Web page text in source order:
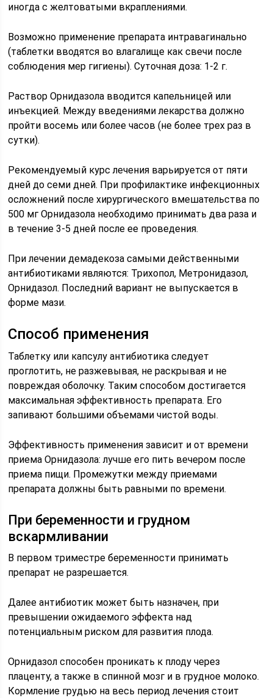
иногда с желтоватыми вкраплениями.
Возможно применение препарата интравагинально
(таблетки вводятся во влагалище как свечи после
соблюдения мер гигиены). Суточная доза: 1-2 г.
Раствор Орнидазола вводится капельницей или
инъекцией. Между введениями лекарства должно
пройти восемь или более часов (не более трех раз в
сутки).
Рекомендуемый курс лечения варьируется от пяти
дней до семи дней. При профилактике инфекционных
осложнений после хирургического вмешательства по
500 мг Орнидазола необходимо принимать два раза и
в течение 3-5 дней после ее проведения.
При лечении демадекоза самыми действенными
антибиотиками являются: Трихопол, Метронидазол,
Орнидазол. Последний вариант не выпускается в
форме мази.
Способ применения
Таблетку или капсулу антибиотика следует
проглотить, не разжевывая, не раскрывая и не
повреждая оболочку. Таким способом достигается
максимальная эффективность препарата. Его
запивают большими объемами чистой воды.
Эффективность применения зависит и от времени
приема Орнидазола: лучше его пить вечером после
приема пищи. Промежутки между приемами
препарата должны быть равными по времени.
При беременности и грудном
вскармливании
В первом триместре беременности принимать
препарат не разрешается.
Далее антибиотик может быть назначен, при
превышении ожидаемого эффекта над
потенциальным риском для развития плода.
Орнидазол способен проникать к плоду через
плаценту, а также в спинной мозг и в грудное молоко.
Кормление грудью на весь период лечения стоит